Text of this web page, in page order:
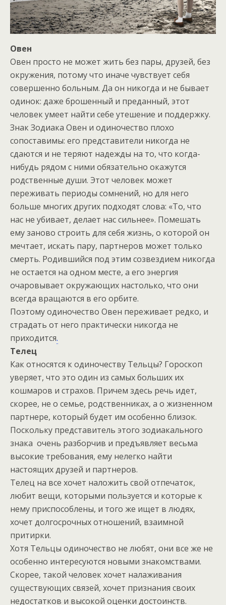
Овен
Овен просто не может жить без пары, друзей, без
окружения, потому что иначе чувствует себя
совершенно больным. Да он никогда и не бывает
одинок: даже брошенный и преданный, этот
человек умеет найти себе утешение и поддержку.
Знак Зодиака Овен и одиночество плохо
сопоставимы: его представители никогда не
сдаются и не теряют надежды на то, что когда-
нибудь рядом с ними обязательно окажутся
родственные души. Этот человек может
переживать периоды сомнений, но для него
больше многих других подходят слова: «То, что
нас не убивает, делает нас сильнее». Помешать
ему заново строить для себя жизнь, о которой он
мечтает, искать пару, партнеров может только
смерть. Родившийся под этим созвездием никогда
не остается на одном месте, а его энергия
очаровывает окружающих настолько, что они
всегда вращаются в его орбите.
Поэтому одиночество Овен переживает редко, и
страдать от него практически никогда не
приходится.
Телец
Как относятся к одиночеству Тельцы? Гороскоп
уверяет, что это один из самых больших их
кошмаров и страхов. Причем здесь речь идет,
скорее, не о семье, родственниках, а о жизненном
партнере, который будет им особенно близок.
Поскольку представитель этого зодиакального
знака очень разборчив и предъявляет весьма
высокие требования, ему нелегко найти
настоящих друзей и партнеров.
Телец на все хочет наложить свой отпечаток,
любит вещи, которыми пользуется и которые к
нему приспособлены, и того же ищет в людях,
хочет долгосрочных отношений, взаимной
притирки.
Хотя Тельцы одиночество не любят, они все же не
особенно интересуются новыми знакомствами.
Скорее, такой человек хочет налаживания
существующих связей, хочет признания своих
недостатков и высокой оценки достоинств.